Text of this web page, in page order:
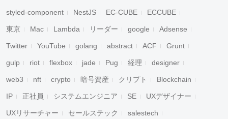
styled-component NestJS EC-CUBE ECCUBE
東京 Mac Lambda リーダー google Adsense
Twitter YouTube golang abstract ACF Grunt
gulp riot flexbox jade Pug 経理 designer
web3 nft crypto 暗号資産 クリプト Blockchain
IP 正社員 システムエンジニア SE UXデザイナー
UXリサーチャー セールステック salestech